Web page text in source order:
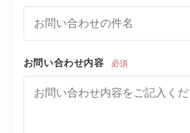
お問い合わせ内容 必須